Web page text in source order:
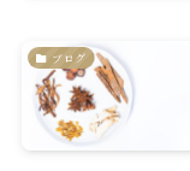
ブログ